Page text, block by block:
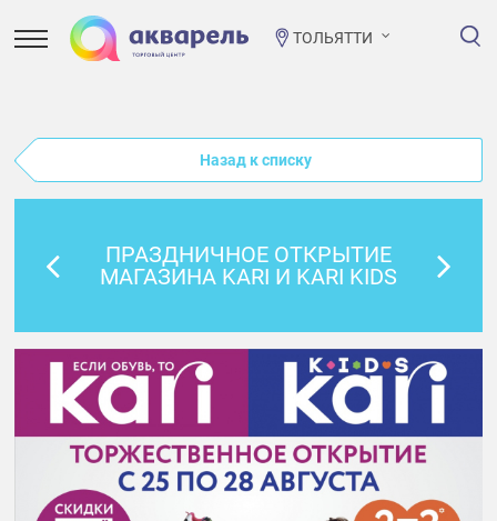
ТОЛЬЯТТИ
Назад к списку
ПРАЗДНИЧНОЕ ОТКРЫТИЕ
МАГАЗИНА KARI И KARI KIDS